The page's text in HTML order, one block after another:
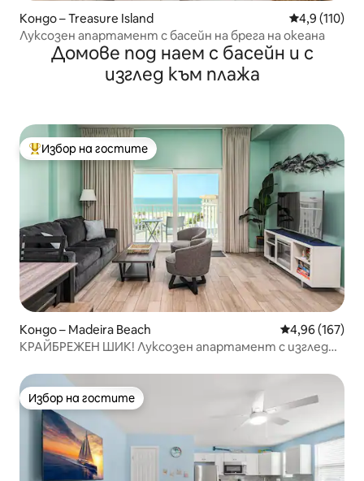
Кондо – Treasure Island Средна
4,9 (110)
Луксозен апартамент с басейн на брега на океана
Домове под наем с басейн и с
изглед към плажа
Най-популярен избор на гостите
Избор на гостите
Кондо – Madeira Beach Средна
4,96 (167)
КРАЙБРЕЖЕН ШИК! Луксозен апартамент с изглед
Избор на гостите
Избор на гостите